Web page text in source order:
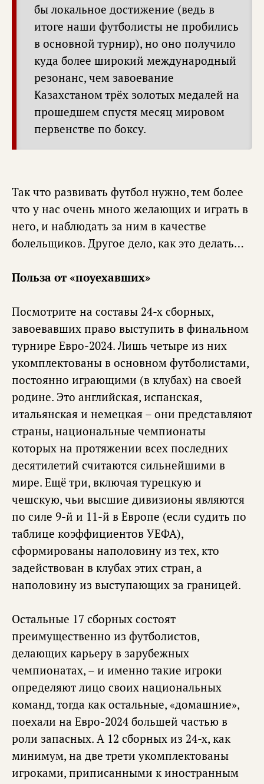
бы локальное достижение (ведь в
итоге наши футболисты не пробились
в основной турнир), но оно получило
куда более широкий международный
резонанс, чем завоевание
Казахстаном трёх золотых медалей на
прошедшем спустя месяц мировом
первенстве по боксу.
Так что развивать футбол нужно, тем более
что у нас очень много желающих и играть в
него, и наблюдать за ним в качестве
болельщиков. Другое дело, как это делать…
Польза от «поуехавших»
Посмотрите на составы 24-х сборных,
завоевавших право выступить в финальном
турнире Евро-2024. Лишь четыре из них
укомплектованы в основном футболистами,
постоянно играющими (в клубах) на своей
родине. Это английская, испанская,
итальянская и немецкая – они представляют
страны, национальные чемпионаты
которых на протяжении всех последних
десятилетий считаются сильнейшими в
мире. Ещё три, включая турецкую и
чешскую, чьи высшие дивизионы являются
по силе 9-й и 11-й в Европе (если судить по
таблице коэффициентов УЕФА),
сформированы наполовину из тех, кто
задействован в клубах этих стран, а
наполовину из выступающих за границей.
Остальные 17 сборных состоят
преимущественно из футболистов,
делающих карьеру в зарубежных
чемпионатах, – и именно такие игроки
определяют лицо своих национальных
команд, тогда как остальные, «домашние»,
поехали на Евро-2024 большей частью в
роли запасных. А 12 сборных из 24-х, как
минимум, на две трети укомплектованы
игроками, приписанными к иностранным